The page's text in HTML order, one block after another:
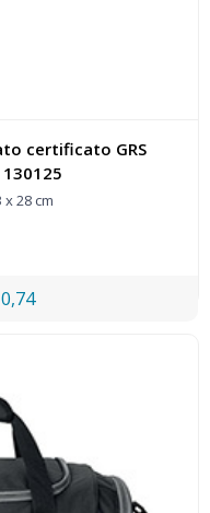
certificato GRS
28 cm